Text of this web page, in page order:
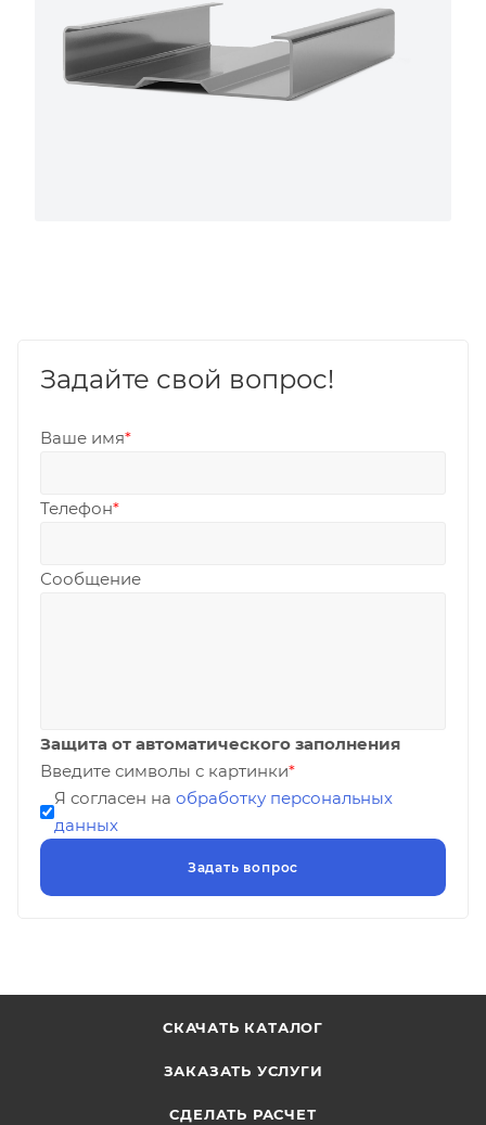
Задайте свой вопрос!
Ваше имя*
Телефон*
Сообщение
Защита от автоматического заполнения
Введите символы с картинки*
Я согласен на обработку персональных
данных
СКАЧАТЬ КАТАЛОГ
ЗАКАЗАТЬ УСЛУГИ
СДЕЛАТЬ РАСЧЕТ